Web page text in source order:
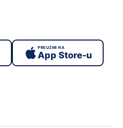
PREUZMI NA
App Store-u